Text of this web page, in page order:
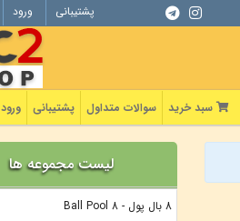
پشتیبانی ورود
سبد خرید سوالات متداول پشتیبانی ورود
لیست مجموعه ها
8 بال پول - 8 Ball Pool